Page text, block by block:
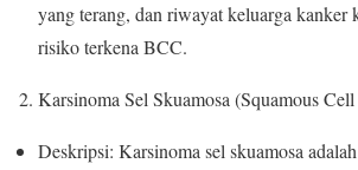
yang terang, dan riwayat keluarga kanker
risiko terkena BCC.
2. Karsinoma Sel Skuamosa (Squamous
Deskripsi: Karsinoma sel skuamosa